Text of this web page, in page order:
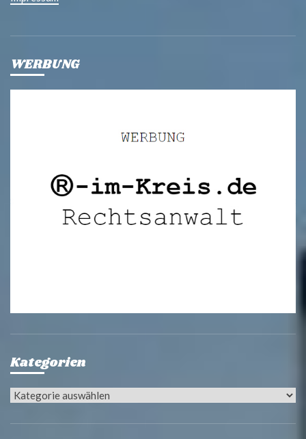
WERBUNG
Kategorien
Kategorien